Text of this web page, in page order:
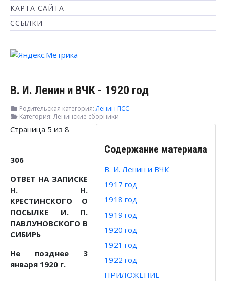
КАРТА САЙТА
ССЫЛКИ
В. И. Ленин и ВЧК - 1920 год
Родительская категория:Ленин ПСС
Категория:Ленинские сборники
Содержание материала
В. И. Ленин и ВЧК
1917 год
1918 год
1919 год
1920 год
1921 год
1922 год
ПРИЛОЖЕНИЕ
Страница 5 из 8
306
ОТВЕТ НА ЗАПИСКЕ
Н. Н.
КРЕСТИНСКОГО О
ПОСЫЛКЕ И. П.
ПАВЛУНОВСКОГО В
СИБИРЬ
Не позднее 3
января 1920 г.